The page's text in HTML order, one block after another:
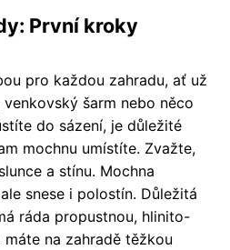
První kroky
pro každou zahradu, ať už
šarm nebo něco
do sázení, je důležité
mochnu umístíte. Zvažte,
a stínu. Mochna
snese i polostín. Důležitá
ráda propustnou, hlinito-
na zahradě těžkou